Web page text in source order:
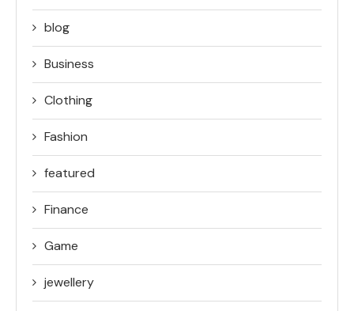
blog
Business
Clothing
Fashion
featured
Finance
Game
jewellery